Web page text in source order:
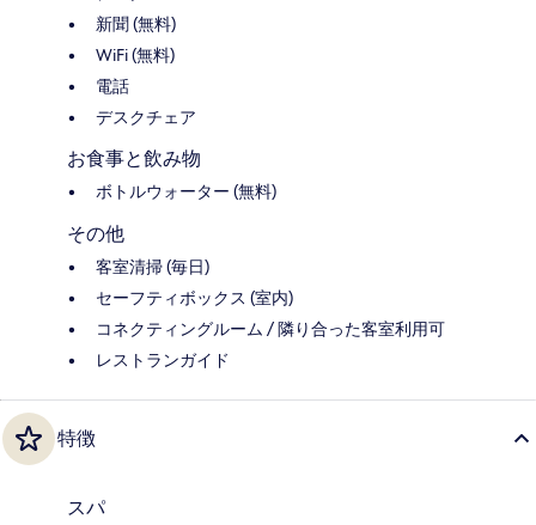
新聞 (無料)
WiFi (無料)
電話
デスクチェア
お食事と飲み物
ボトルウォーター (無料)
その他
客室清掃 (毎日)
セーフティボックス (室内)
コネクティングルーム / 隣り合った客室利用可
レストランガイド
特徴
スパ